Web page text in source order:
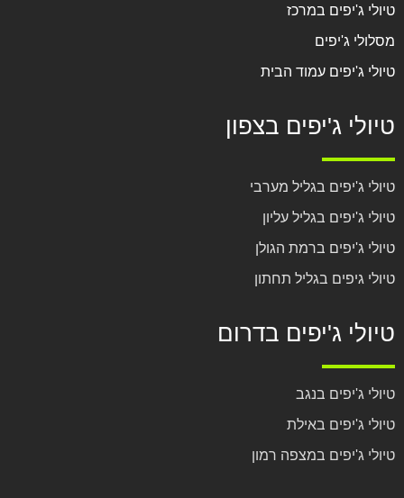
טיולי ג'יפים במרכז
מסלולי ג'יפים
טיולי ג'יפים עמוד הבית
טיולי ג'יפים בצפון
טיולי ג'יפים בגליל מערבי
טיולי ג'יפים בגליל עליון
טיולי ג'יפים ברמת הגולן
טיולי גיפים בגליל תחתון
טיולי ג'יפים בדרום
טיולי ג'יפים בנגב
טיולי ג'יפים באילת
טיולי ג'יפים במצפה רמון